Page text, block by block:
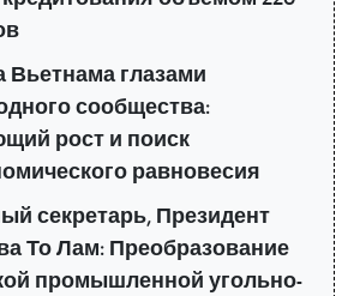
Вьетнама глазами
сообщества:
рост и поиск
равновесия
секретарь, Президент
То Лам: Преобразование
промышленной угольно-